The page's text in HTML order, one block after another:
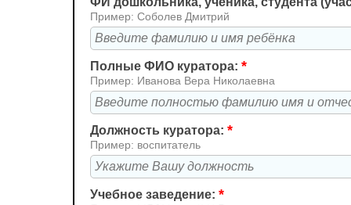
Пример: Соболев Дмитрий
Полные ФИО куратора: *
Пример: Иванова Вера Николаевна
Должность куратора: *
Пример: воспитатель
Учебное заведение: *